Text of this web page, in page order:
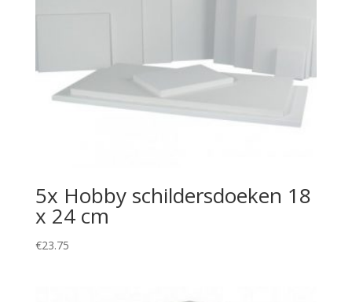
5x Hobby schildersdoeken 18
x 24 cm
€23.75